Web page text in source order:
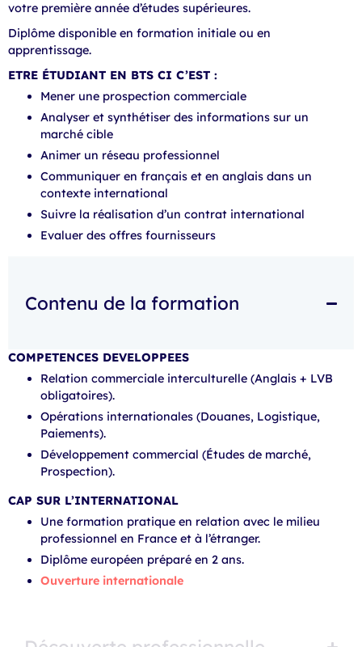
votre première année d’études supérieures.
Diplôme disponible en formation initiale ou en
apprentissage.
ETRE ÉTUDIANT EN BTS CI C’EST :
Mener une prospection commerciale
Analyser et synthétiser des informations sur un
marché cible
Animer un réseau professionnel
Communiquer en français et en anglais dans un
contexte international
Suivre la réalisation d’un contrat international
Evaluer des offres fournisseurs
Contenu de la formation
COMPETENCES DEVELOPPEES
Relation commerciale interculturelle (Anglais + LVB
obligatoires).
Opérations internationales (Douanes, Logistique,
Paiements).
Développement commercial (Études de marché,
Prospection).
CAP SUR L’INTERNATIONAL
Une formation pratique en relation avec le milieu
professionnel en France et à l’étranger.
Diplôme européen préparé en 2 ans.
Ouverture internationale